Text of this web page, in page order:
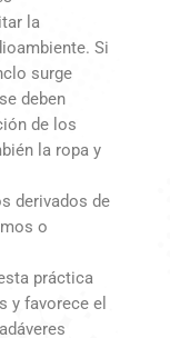
la
Si
surge
deben
de los
la ropa y
derivados de
o
práctica
y favorece el